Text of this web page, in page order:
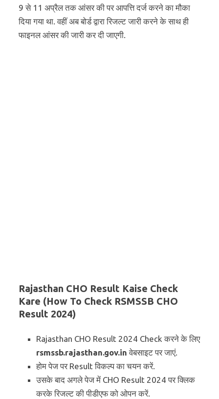
9 से 11 अप्रैल तक आंसर की पर आपत्ति दर्ज करने का मौका
दिया गया था. वहीं अब बोर्ड द्वारा रिजल्ट जारी करने के साथ ही
फाइनल आंसर की जारी कर दी जाएगी.
Rajasthan CHO Result Kaise Check
Kare (How To Check RSMSSB CHO
Result 2024)
Rajasthan CHO Result 2024 Check करने के लिए
rsmssb.rajasthan.gov.in वेबसाइट पर जाएं.
होम पेज पर Result विकल्प का चयन करें.
उसके बाद अगले पेज में CHO Result 2024 पर क्लिक
करके रिजल्ट की पीडीएफ को ओपन करें.